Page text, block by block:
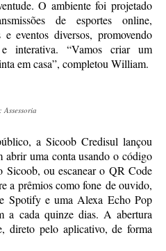
O ambiente foi projetado
de esportes online,
eventos diversos, promovendo
e interativa. “Vamos criar um
em casa”, completou William.
Assessoria
a Sicoob Credisul lançou
abrir uma conta usando o código
Sicoob, ou escanear o QR Code
a prêmios como fone de ouvido,
Spotify e uma Alexa Echo Pop
a cada quinze dias. A abertura
direto pelo aplicativo, de forma